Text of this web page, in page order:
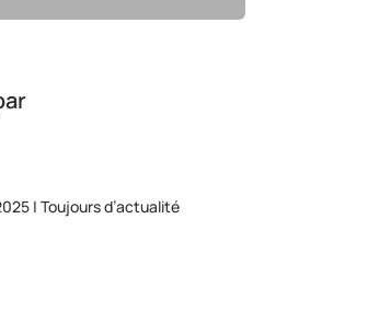
| Toujours d’actualité